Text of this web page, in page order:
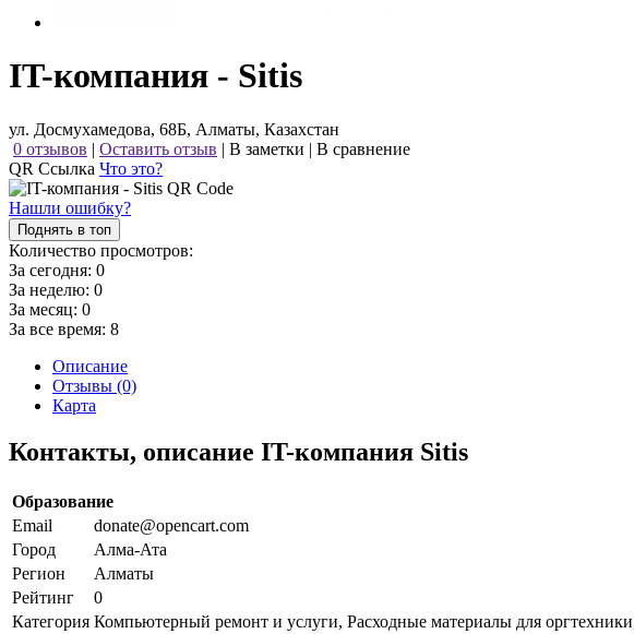
IT-компания - Sitis
ул. Досмухамедова, 68Б, Алматы, Казахстан
0 отзывов | Оставить отзыв | В заметки | В сравнение
QR Ссылка Что это?
Нашли ошибку?
Поднять в топ
Количество просмотров:
За сегодня: 0
За неделю: 0
За месяц: 0
За все время: 8
Описание
Отзывы (0)
Карта
Контакты, описание IT-компания Sitis
Образование
Email
donate@opencart.com
Город
Алма-Ата
Регион
Алматы
Рейтинг
0
Категория Компьютерный ремонт и услуги, Расходные материалы для